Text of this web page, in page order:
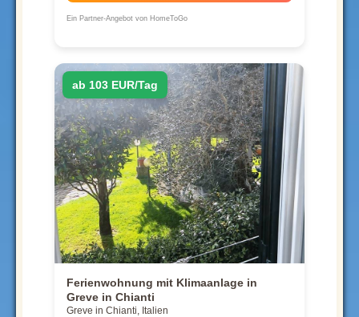
Ein Partner-Angebot von HomeToGo
ab 103 EUR/Tag
Ferienwohnung mit Klimaanlage in
Greve in Chianti
Greve in Chianti, Italien